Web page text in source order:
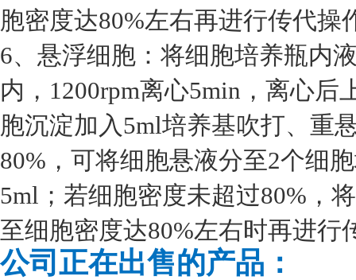
胞密度达80%左右再进行传代操
6、悬浮细胞：将细胞培养瓶内
内，1200rpm离心5min，离心
胞沉淀加入5ml培养基吹打、重
80%，可将细胞悬液分至2个细
5ml；若细胞密度未超过80%，
至细胞密度达80%左右时再进行
公司正在出售的产品：